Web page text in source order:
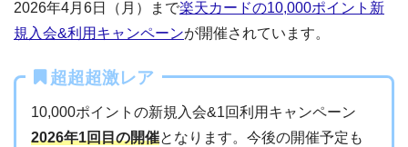
2026年4月6日（月）まで楽天カードの10,000ポイント新
規入会&利用キャンペーンが開催されています。
超超超激レア
10,000ポイントの新規入会&1回利用キャンペーン
2026年1回目の開催となります。今後の開催予定も